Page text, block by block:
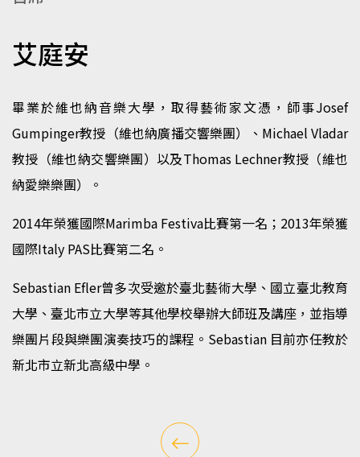
艾庭安
畢業於維也納音樂大學，取得藝術家文憑，師事Josef
Gumpinger教授（維也納廣播交響樂團）、Michael Vladar
教授（維也納交響樂團）以及Thomas Lechner教授（維也
納愛樂樂團）。
2014年榮獲國際Marimba Festiva比賽第一名；2013年榮獲
國際Italy PAS比賽第二名。
Sebastian Efler曾多次受邀於臺北藝術大學、國立臺北教育
大學、臺北市立大學等其他學校舉辦大師班及講座，並指導
樂團片段與樂團演奏技巧的課程。Sebastian 目前亦任教於
新北市立新北高級中學。